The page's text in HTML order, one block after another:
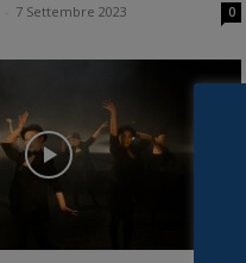
7 Settembre 2023 0